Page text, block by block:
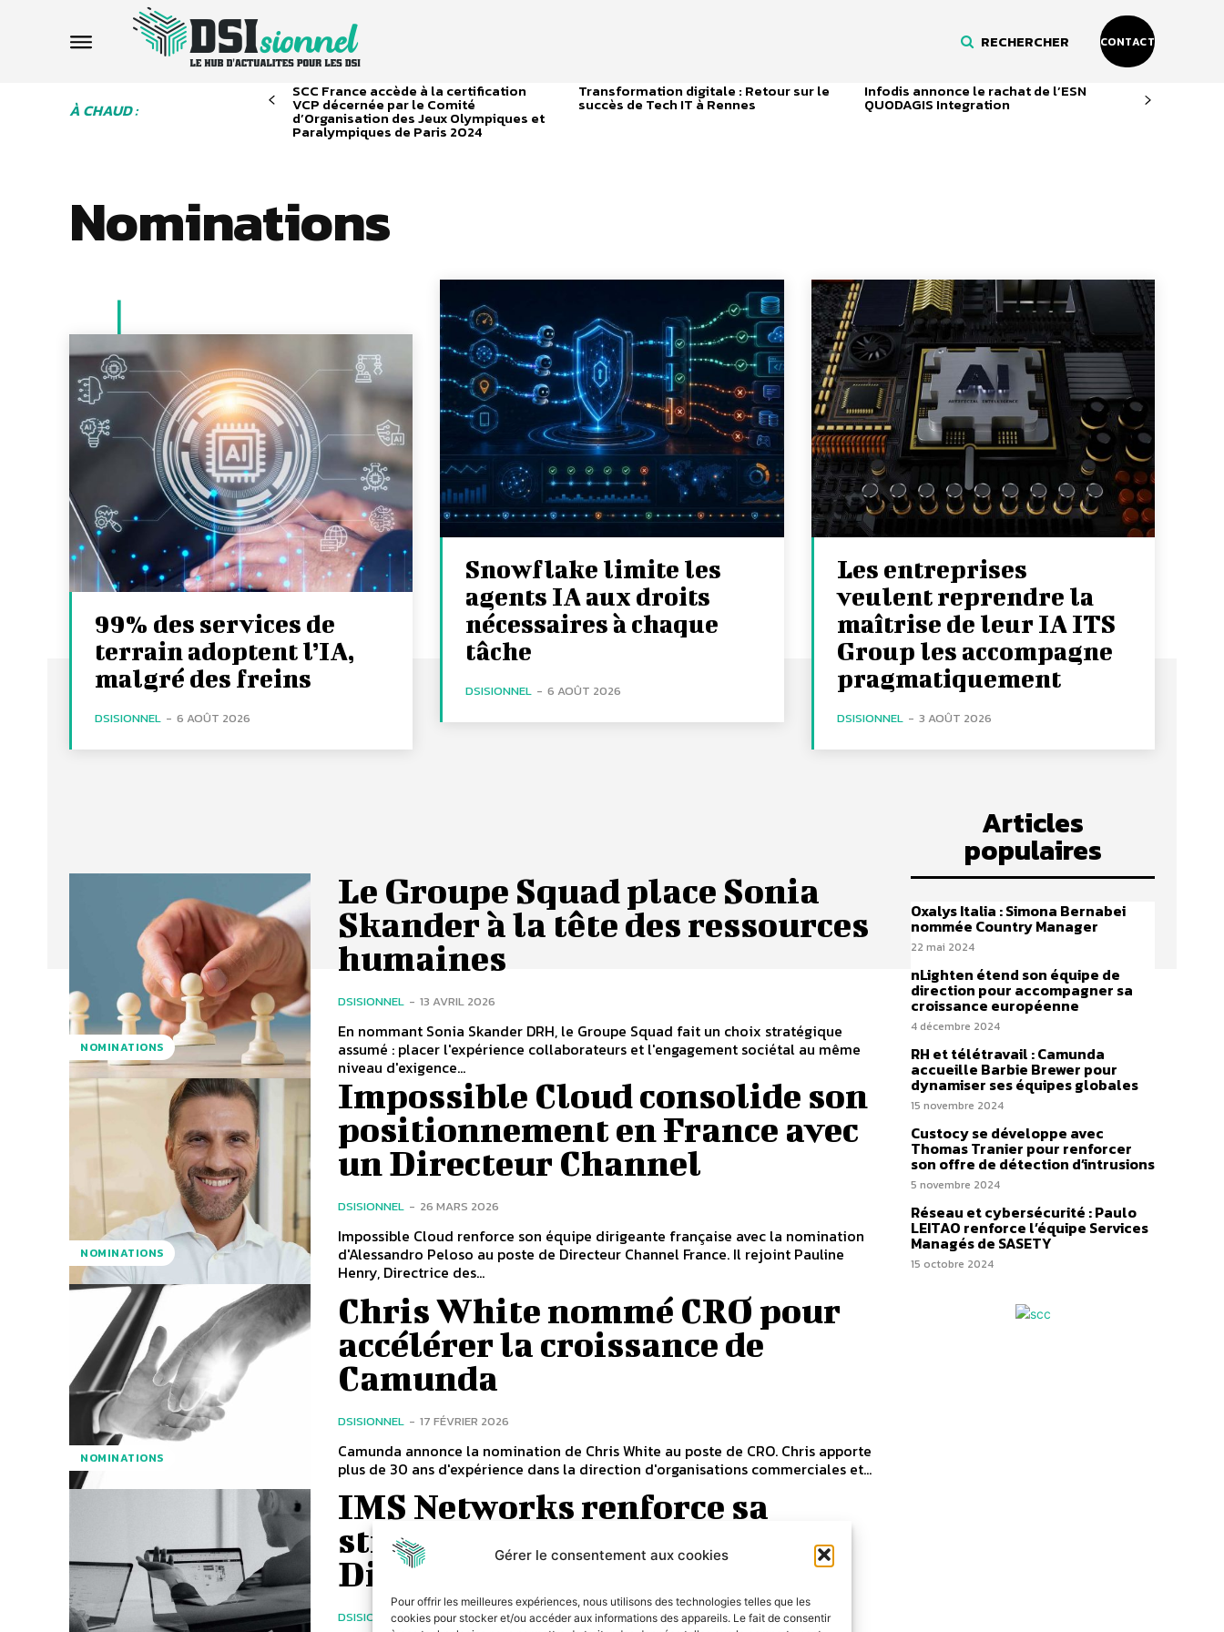
Gérer le consentement aux cookies
Pour offrir les meilleures expériences, nous utilisons des technologies telles que les
cookies pour stocker et/ou accéder aux informations des appareils. Le fait de consentir
RECHERCHER CONTACT
À CHAUD :
SCC France accède à la certification
VCP décernée par le Comité
d’Organisation des Jeux Olympiques et
Paralympiques de Paris 2024
Transformation digitale : Retour sur le
succès de Tech IT à Rennes
Infodis annonce le rachat de l’ESN
QUODAGIS Integration
Nominations
99% des services de
terrain adoptent l’IA,
malgré des freins
DSISIONNEL - 6 AOÛT 2026
Snowflake limite les
agents IA aux droits
nécessaires à chaque
tâche
DSISIONNEL - 6 AOÛT 2026
Les entreprises
veulent reprendre la
maîtrise de leur IA ITS
Group les accompagne
pragmatiquement
DSISIONNEL - 3 AOÛT 2026
NOMINATIONS
Le Groupe Squad place Sonia
Skander à la tête des ressources
humaines
DSISIONNEL - 13 AVRIL 2026
En nommant Sonia Skander DRH, le Groupe Squad fait un choix stratégique
assumé : placer l'expérience collaborateurs et l'engagement sociétal au même
niveau d'exigence...
NOMINATIONS
Impossible Cloud consolide son
positionnement en France avec
un Directeur Channel
DSISIONNEL - 26 MARS 2026
Impossible Cloud renforce son équipe dirigeante française avec la nomination
d'Alessandro Peloso au poste de Directeur Channel France. Il rejoint Pauline
Henry, Directrice des...
NOMINATIONS
Chris White nommé CRO pour
accélérer la croissance de
Camunda
DSISIONNEL - 17 FÉVRIER 2026
Camunda annonce la nomination de Chris White au poste de CRO. Chris apporte
plus de 30 ans d'expérience dans la direction d'organisations commerciales et...
IMS Networks renforce sa
stratégie région nord avec un
Directeur commercial
DSISIONNEL - 10 FÉVRIER 2026
Articles
populaires
Oxalys Italia : Simona Bernabei
nommée Country Manager
22 mai 2024
nLighten étend son équipe de
direction pour accompagner sa
croissance européenne
4 décembre 2024
RH et télétravail : Camunda
accueille Barbie Brewer pour
dynamiser ses équipes globales
15 novembre 2024
Custocy se développe avec
Thomas Tranier pour renforcer
son offre de détection d’intrusions
5 novembre 2024
Réseau et cybersécurité : Paulo
LEITAO renforce l’équipe Services
Managés de SASETY
15 octobre 2024